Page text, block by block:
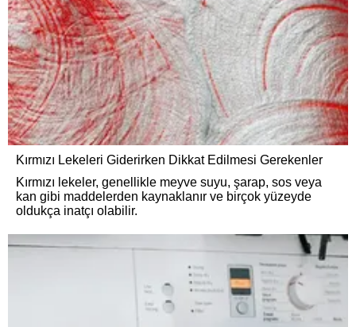
Kırmızı Lekeleri Giderirken Dikkat Edilmesi Gerekenler
Kırmızı lekeler, genellikle meyve suyu, şarap, sos veya
kan gibi maddelerden kaynaklanır ve birçok yüzeyde
oldukça inatçı olabilir.